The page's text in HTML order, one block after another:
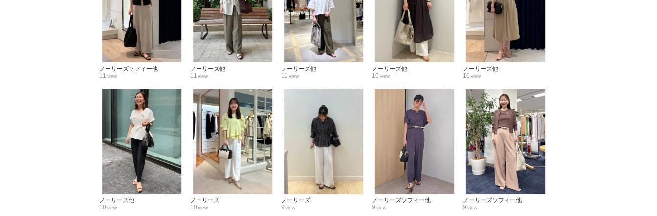
11 view
ノーリーズソフィー他
11 view
ノーリーズ他
11 view
ノーリーズ他
10 view
ノーリーズ他
10 view
ノーリーズ他
10 view
ノーリーズ他
10 view
ノーリーズ
9 view
ノーリーズ
9 view
ノーリーズソフィー他
9 view
ノーリーズソフィー他